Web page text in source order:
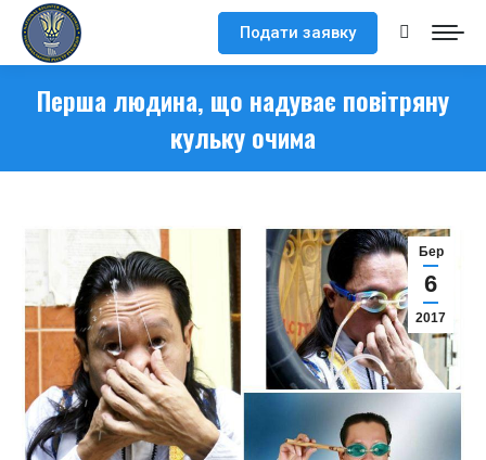
Подати заявку Search:
Перша людина, що надуває повітряну
кульку очима
Бер
6
2017